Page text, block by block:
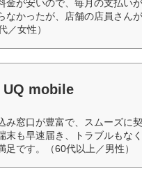
金が安いので、毎月の支払い
なかったが、店舗の店員さん
／女性）
UQ mobile
み窓口が豊富で、スムーズに
末も早速届き、トラブルもな
足です。（60代以上／男性）